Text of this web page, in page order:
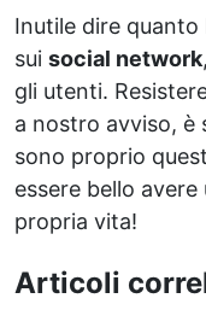
Inutile dire quanto
sui social network
gli utenti.
a nostro avviso, è
sono proprio
essere bello
propria vita!
Articoli